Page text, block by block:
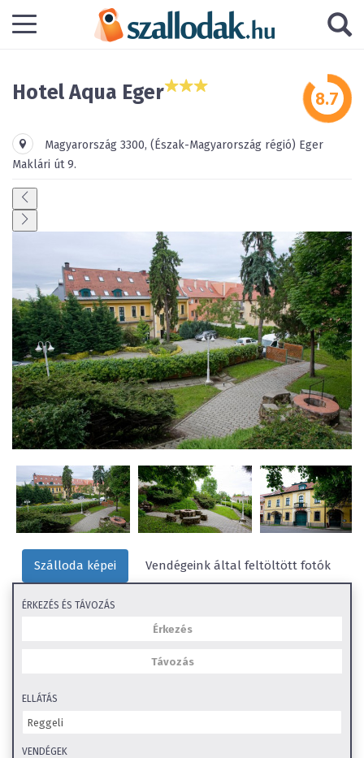
Hotel Aqua Eger
Magyarország 3300, (Észak-Magyarország régió) Eger
Maklári út 9.
Szálloda képei Vendégeink által feltöltött fotók
ÉRKEZÉS ÉS TÁVOZÁS
ELLÁTÁS
VENDÉGEK